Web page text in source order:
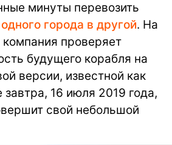
минуты перевозить
города в другой. На
проверяет
будущего корабля на
версии, известной как
16 июля 2019 года,
свой небольшой